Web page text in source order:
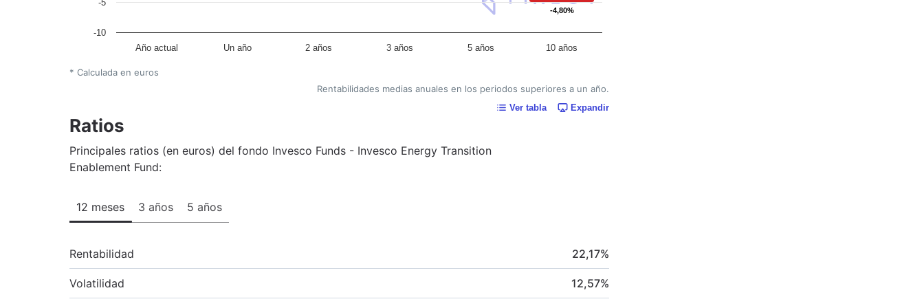
-4,80%
-4,80%
Año actual Un año 2 años 3 años 5 años 10 años
-10
-5
* Calculada en euros
Rentabilidades medias anuales en los periodos superiores a un año.
Ver tabla Expandir
Ratios
Principales ratios (en euros) del fondo Invesco Funds - Invesco Energy Transition
Enablement Fund:
12 meses 3 años 5 años
Rentabilidad 22,17%
Volatilidad 12,57%